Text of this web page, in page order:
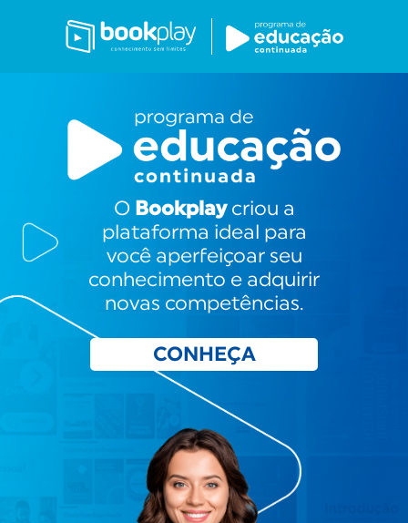
O Bookplaycriou a
plataforma ideal para
você aperfeiçoar seu
conhecimento e adquirir
novas competências.
CONHEÇA